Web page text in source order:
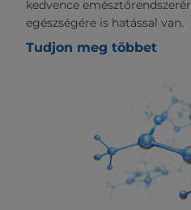
kedvence
egészségére is hatással van.
Tudjon meg többet